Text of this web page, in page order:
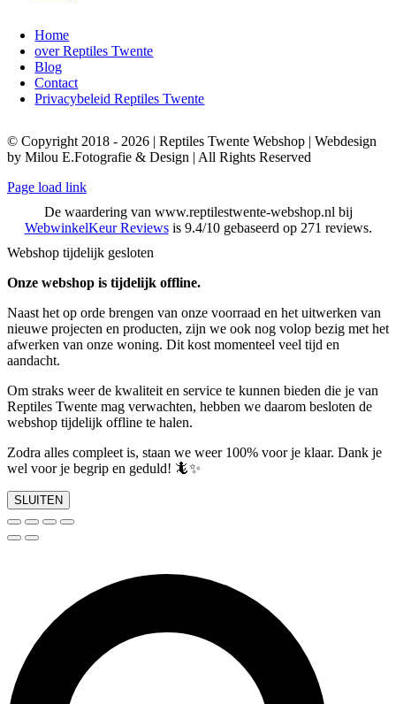
Home
over Reptiles Twente
Blog
Contact
Privacybeleid Reptiles Twente
© Copyright 2018 - 2026 | Reptiles Twente Webshop | Webdesign
by Milou E.Fotografie & Design | All Rights Reserved
Page load link
De waardering van www.reptilestwente-webshop.nl bij
WebwinkelKeur Reviewsis 9.4/10 gebaseerd op 271 reviews.
Webshop tijdelijk gesloten
Onze webshop is tijdelijk offline.
Naast het op orde brengen van onze voorraad en het uitwerken van
nieuwe projecten en producten, zijn we ook nog volop bezig met het
afwerken van onze woning. Dit kost momenteel veel tijd en
aandacht.
Om straks weer de kwaliteit en service te kunnen bieden die je van
Reptiles Twente mag verwachten, hebben we daarom besloten de
webshop tijdelijk offline te halen.
Zodra alles compleet is, staan we weer 100% voor je klaar. Dank je
wel voor je begrip en geduld! 🦎✨
SLUITEN